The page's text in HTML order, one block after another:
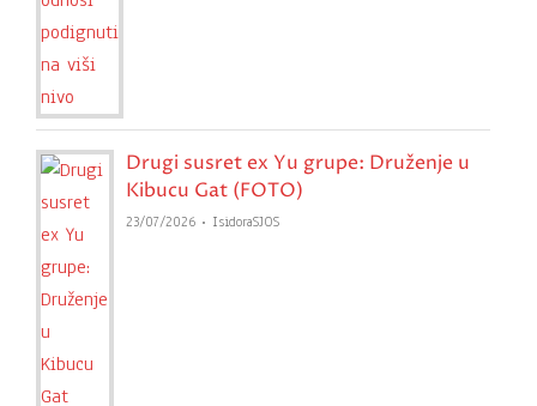
Drugi susret ex Yu grupe: Druženje u
Kibucu Gat (FOTO)
23/07/2026 IsidoraSJOS